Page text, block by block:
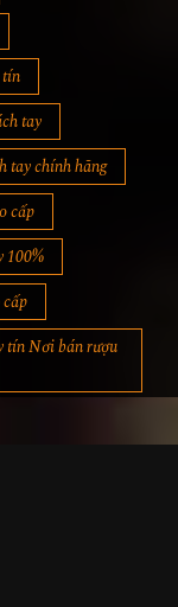
tín
tay
tay chính hãng
cấp
100%
tín Nơi bán rượu